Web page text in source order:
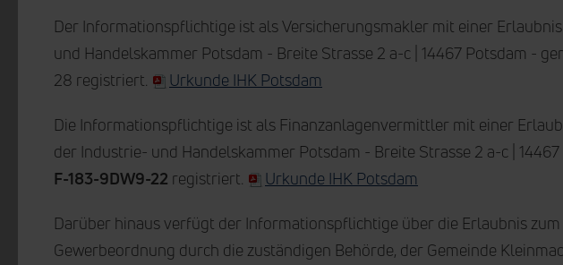
Der Informationspflichtige ist als Versicherungsmakler mit einer
und Handelskammer Potsdam - Breite Strasse 2 a-c | 14467 Potsdam -
28 registriert.
Urkunde IHK Potsdam
Die Informationspflichtige ist als Finanzanlagenvermittler mit einer
der Industrie- und Handelskammer Potsdam - Breite Strasse 2 a-c |
F-183-9DW9-22 registriert. Urkunde IHK Potsdam
Darüber hinaus verfügt der Informationspflichtige über die Erlaubnis
Gewerbeordnung durch die zuständigen Behörde, der Gemeinde